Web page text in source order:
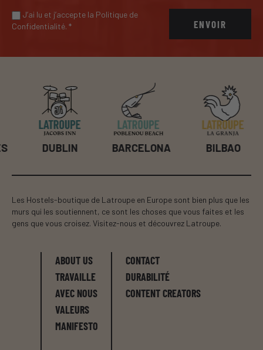
ENVOIR
J’ai lu et j’accepte la Politique de
Confidentialité. *
DUBLIN BARCELONA BILBAO
Les Hostels-boutique de Latroupe en Europe sont bien plus que les
murs qui les soutiennent, ce sont les choses que vous faites et les
gens que vous croisez. Visitez-nous et découvrez Latroupe.
ABOUT US
TRAVAILLE
AVEC NOUS
VALEURS
MANIFESTO
CONTACT
DURABILITÉ
CONTENT CREATORS